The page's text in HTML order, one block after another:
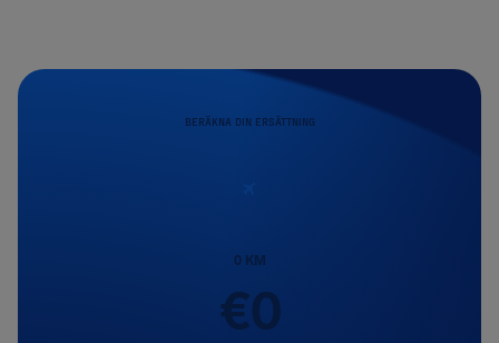
BERÄKNA DIN ERSÄTTNING
0KM
€0